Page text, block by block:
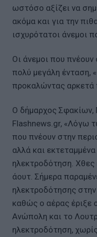
ωστόσο αξίζει να
ακόμα και για την
ισχυρότατοι άνεμοι
Οι άνεμοι που
πολύ μεγάλη ένταση,
προκαλώντας αρκετά
Ο δήμαρχος Σφακίων,
Flashnews.gr, «Λόγω
που πνέουν στην
αλλά και
ηλεκτροδότηση. Χθες
άουτ. Σήμερα
ηλεκτροδότησης
καθώς ο αέρας έριξε
Ανώπολη και το
ηλεκτροδότηση,